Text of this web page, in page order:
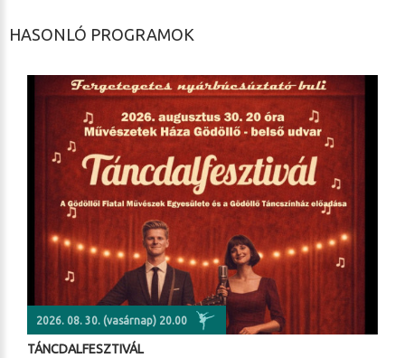
HASONLÓ PROGRAMOK
2026. 08. 30. (vasárnap) 20.00
TÁNCDALFESZTIVÁL